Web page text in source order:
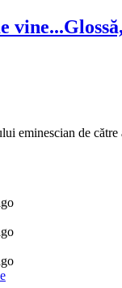
eminescian de